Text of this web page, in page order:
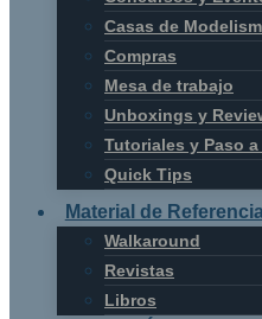
Casas de
Compras
Mesa de trabajo
Unboxings y
Tutoriales y Paso a
Quick Tips
Material de
Walkaround
Revistas
Libros